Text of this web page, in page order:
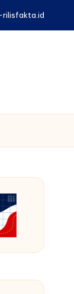
rilisfakta.id